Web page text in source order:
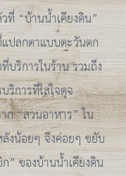
ที่ “บ้านน้ำเคียงดิน”
ปลกตาแบบตะวันตก
ริการในร้าน รวมถึง
ริการที่ใส่ใจดุจ
ก “สวนอาหาร” ใน
ลังน้อยๆ จึงค่อยๆ ขยับ
ของบ้านน้ำเคียงดิน